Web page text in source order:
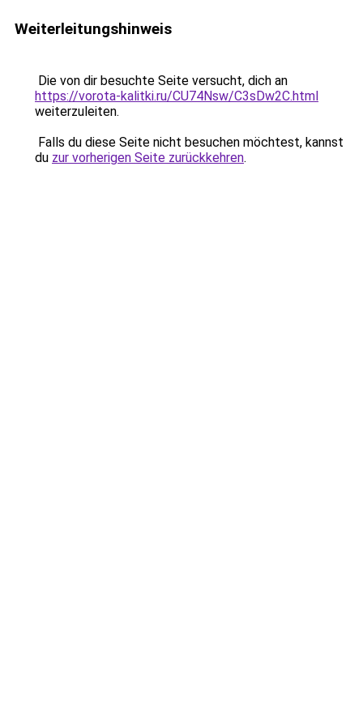
Weiterleitungshinweis
Die von dir besuchte Seite versucht, dich an
https://vorota-kalitki.ru/CU74Nsw/C3sDw2C.html
weiterzuleiten.
Falls du diese Seite nicht besuchen möchtest, kannst
du zur vorherigen Seite zurückkehren.